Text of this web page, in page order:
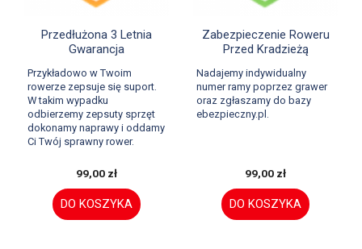
Szybki podgląd
Przedłużona 3 Letnia
Gwarancja
Przykładowo w Twoim
rowerze zepsuje się suport.
W takim wypadku
odbierzemy zepsuty sprzęt
dokonamy naprawy i oddamy
Ci Twój sprawny rower.
99,00 zł
DO KOSZYKA
Szybki podgląd
Zabezpieczenie Roweru
Przed Kradzieżą
Nadajemy indywidualny
numer ramy poprzez grawer
oraz zgłaszamy do bazy
ebezpieczny.pl.
99,00 zł
DO KOSZYKA